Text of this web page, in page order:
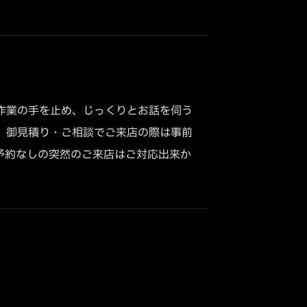
の手を止め、じっくりとお話を伺う
御見積り・ご相談でご来店の際は事前
なしの突然のご来店はご対応出来か